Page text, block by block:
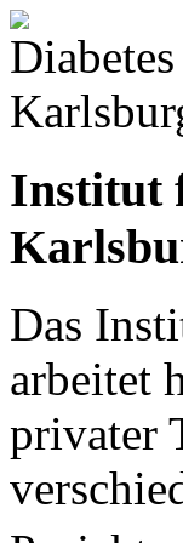
Institut
Das
arbeitet
privater